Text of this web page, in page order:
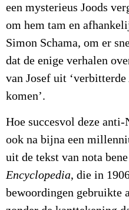
een mysterieus Joods
om hem tam en
Simon Schama, om er
dat de enige verhalen
van Josef uit
komen’.
Hoe succesvol deze
ook na bijna een
uit de tekst van nota
Encyclopedia, die in
bewoordingen gebruikte